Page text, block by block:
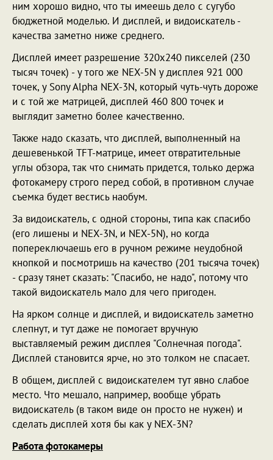
ним хорошо видно, что ты имеешь дело с сугубо
бюджетной моделью. И дисплей, и видоискатель -
качества заметно ниже среднего.
Дисплей имеет разрешение 320х240 пикселей (230
тысяч точек) - у того же NEX-5N у дисплея 921 000
точек, у Sony Alpha NEX-3N, который чуть-чуть дороже
и с той же матрицей, дисплей 460 800 точек и
выглядит заметно более качественно.
Также надо сказать, что дисплей, выполненный на
дешевенькой TFT-матрице, имеет отвратительные
углы обзора, так что снимать придется, только держа
фотокамеру строго перед собой, в противном случае
съемка будет вестись наобум.
За видоискатель, с одной стороны, типа как спасибо
(его лишены и NEX-3N, и NEX-5N), но когда
попереключаешь его в ручном режиме неудобной
кнопкой и посмотришь на качество (201 тысяча точек)
- сразу тянет сказать: "Спасибо, не надо", потому что
такой видоискатель мало для чего пригоден.
На ярком солнце и дисплей, и видоискатель заметно
слепнут, и тут даже не помогает вручную
выставляемый режим дисплея "Солнечная погода".
Дисплей становится ярче, но это толком не спасает.
В общем, дисплей с видоискателем тут явно слабое
место. Что мешало, например, вообще убрать
видоискатель (в таком виде он просто не нужен) и
сделать дисплей хотя бы как у NEX-3N?
Работа фотокамеры